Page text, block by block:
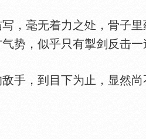
，毫无着力之 ，骨子
势，似乎只有掣剑反击一
手，到目下为止，显然